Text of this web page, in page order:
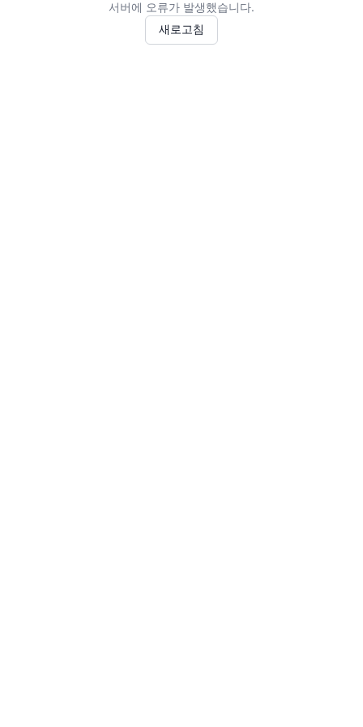
서버에 오류가 발생했습니다.
새로고침